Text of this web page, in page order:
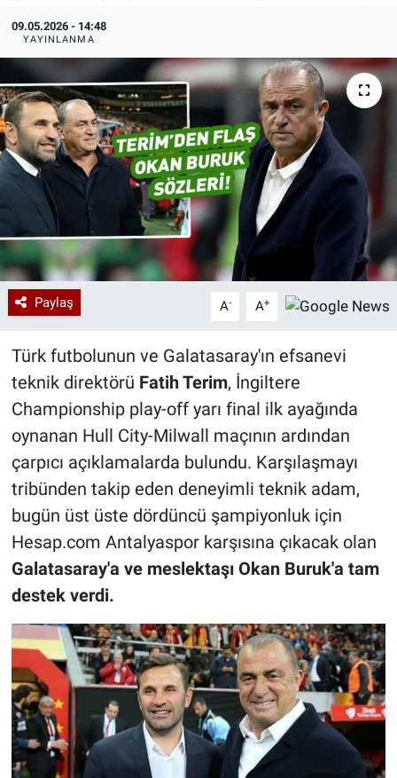
09.05.2026 - 14:48
YAYINLANMA
Paylaş A- A+
Türk futbolunun ve Galatasaray'ın efsanevi
teknik direktörü Fatih Terim, İngiltere
Championship play-off yarı final ilk ayağında
oynanan Hull City-Milwall maçının ardından
çarpıcı açıklamalarda bulundu. Karşılaşmayı
tribünden takip eden deneyimli teknik adam,
bugün üst üste dördüncü şampiyonluk için
Hesap.com Antalyaspor karşısına çıkacak olan
Galatasaray'a ve meslektaşı Okan Buruk'a tam
destek verdi.
Kadın
Erişim Bilgileri
Sağlık
Teknoloji
Ramazan